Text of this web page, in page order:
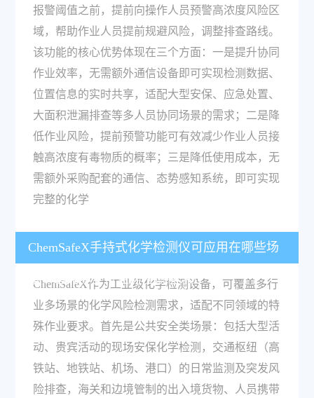
报警阈值之前，提前向操作人员预警高浓度风险区
域，帮助作业人员提前规避风险，调整排查路线。
该功能的核心优势体现在三个方面：一是提升协同
作业效率，无需额外通信设备即可实现检测数据、
位置信息的实时共享，适配大型安保、应急处置、
大面积泄漏排查等多人员协同场景的需求；二是降
低作业风险，提前预警功能可有效减少作业人员接
触高浓度有毒物质的概率；三是降低使用成本，无
需额外采购配套的通信、态势感知系统，即可实现
完整的化学
ChemSafeX手持式化学检测仪可应用在哪些场
景，适配哪些行业的检测需求？
ChemSafeX作为工业级化学检测设备，可覆盖多行
业多场景的化学风险检测需求，适配不同领域的特
殊作业要求。首先是公共安全类场景：包括大型活
动、贵宾活动的现场安保化学检测，交通枢纽（高
铁站、地铁站、机场、港口）的日常监测及突发风
险排查，海关和边境管制的出入境货物、人员携带